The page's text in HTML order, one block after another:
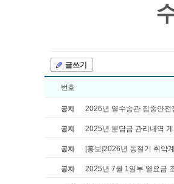
글쓰기
번호
공지 2026년 열수송관 집중안전
공지 2025년 분담금 관리내역
공지 [홍보]2026년 동절기 취약
공지 2025년 7월 1일부 열요금